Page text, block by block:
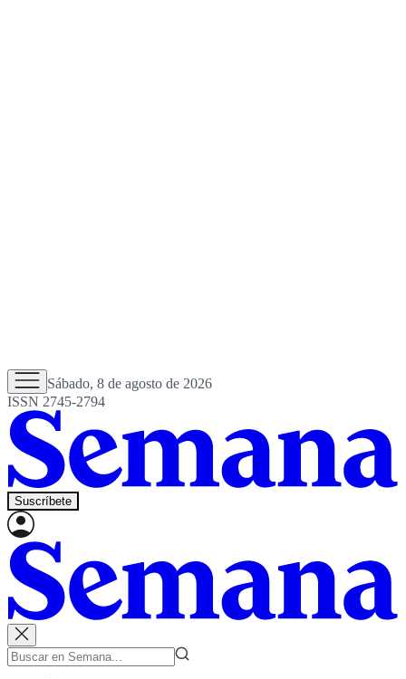
Sábado, 8 de agosto de 2026
ISSN 2745-2794
Suscríbete